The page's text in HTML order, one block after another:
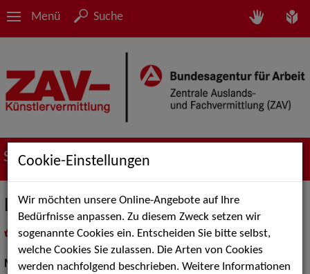
Menü Suche
Suche nach Künstler*innen
Lochauer Lausbuben (Werner, Frank)
als PDF speichern
inMeine Merklistelegen
Musik:Volksmusik und Intern. Folklore
Cookie-Einstellungen
Wir möchten unsere Online-Angebote auf Ihre
Bedürfnisse anpassen. Zu diesem Zweck setzen wir
sogenannte Cookies ein. Entscheiden Sie bitte selbst,
welche Cookies Sie zulassen. Die Arten von Cookies
werden nachfolgend beschrieben. Weitere Informationen